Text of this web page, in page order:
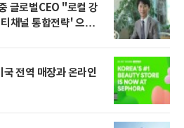
글로벌CEO "로컬 강
채널 통합전략' 으로
전역 매장과 온라인